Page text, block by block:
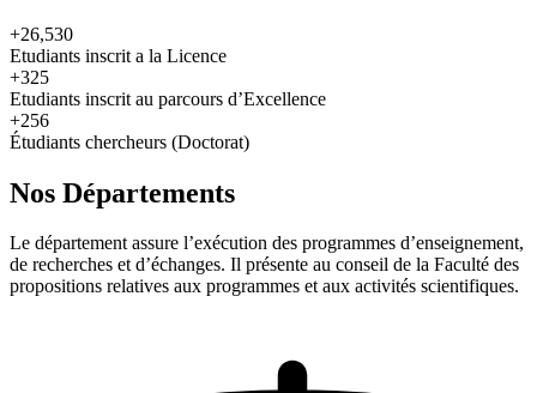
+26,530
Etudiants inscrit a la Licence
+325
Etudiants inscrit au parcours d’Excellence
+256
Étudiants chercheurs (Doctorat)
Nos Départements
Le département assure l’exécution des programmes d’enseignement,
de recherches et d’échanges. Il présente au conseil de la Faculté des
propositions relatives aux programmes et aux activités scientifiques.